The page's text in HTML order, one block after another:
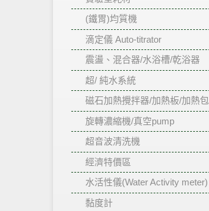
(鐵胃)均質機
滴定儀 Auto-titrator
震盪、混合器/水浴槽/乾浴器
超/ 純水系統
磁石加熱攪拌器/加熱板/加熱包
旋轉濃縮機/真空pump
超音波清洗機
經濟特價區
水活性儀(Water Activity meter)
黏度計